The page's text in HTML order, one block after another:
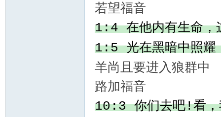
若望福音
1:4在他内有生命，
1:5光在黑暗中照耀
羊尚且要进入狼群中
路加福音
10:3你们去吧!看